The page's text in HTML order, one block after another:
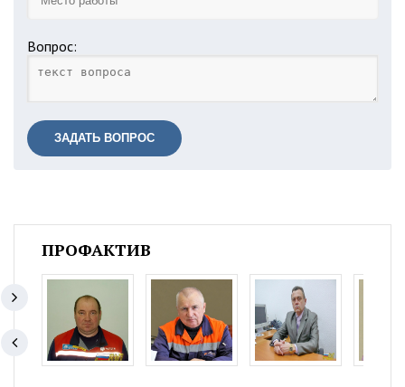
Вопрос:
ЗАДАТЬ ВОПРОС
ПРОФАКТИВ